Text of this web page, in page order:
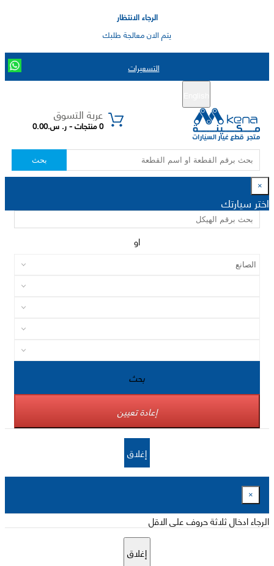
الرجاء الانتظار
يتم الان معالجة طلبك
التسعيرات
عربة التسوق
0 منتجات - ر. س.0.00
بحث
×
اختر سيارتك
او
بحث
إعادة تعيين
إغلاق
×
الرجاء ادخال ثلاثة حروف على الاقل
إغلاق